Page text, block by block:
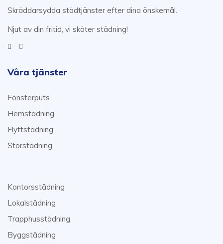
Skräddarsydda städtjänster efter dina önskemål.
Njut av din fritid, vi sköter städning!
Våra tjänster
Fönsterputs
Hemstädning
Flyttstädning
Storstädning
Kontorsstädning
Lokalstädning
Trapphusstädning
Byggstädning